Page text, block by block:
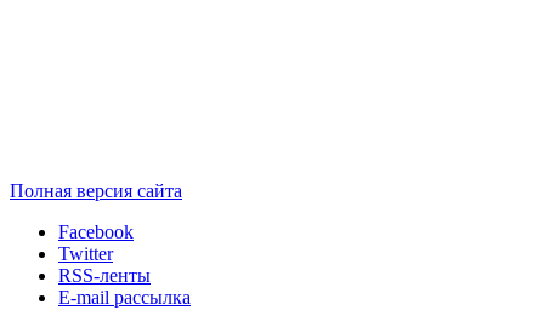
Полная версия сайта
Facebook
Twitter
RSS-ленты
E-mail рассылка